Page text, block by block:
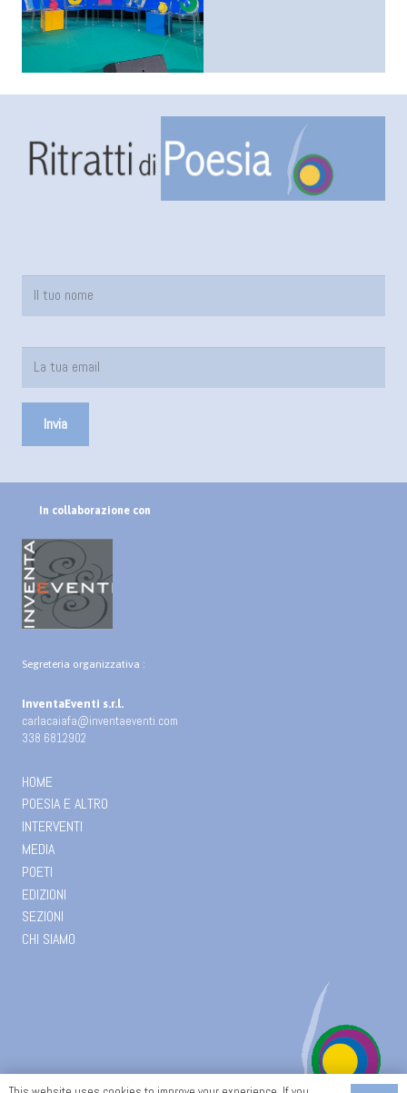
In collaborazione con
Segreteria organizzativa :
InventaEventi s.r.l.
carlacaiafa@inventaeventi.com
338 6812902
HOME
POESIA E ALTRO
INTERVENTI
MEDIA
POETI
EDIZIONI
SEZIONI
CHI SIAMO